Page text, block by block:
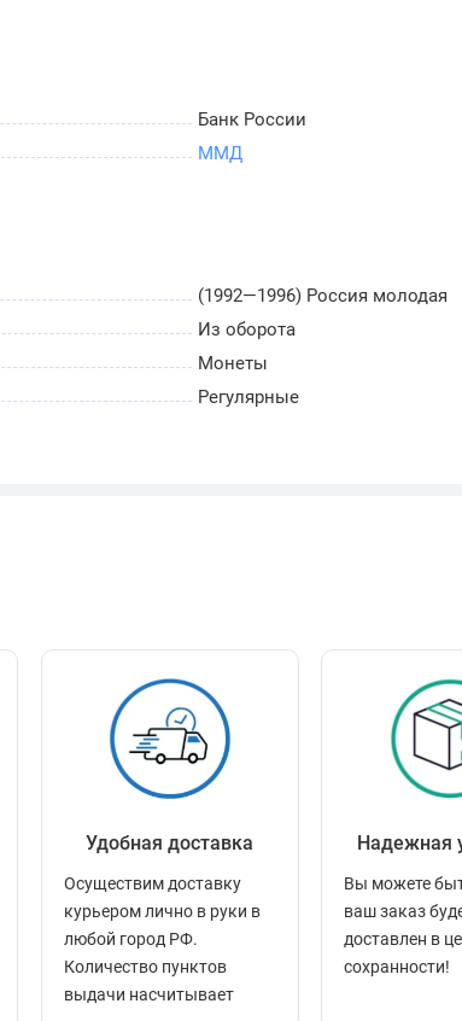
Банк России
ММД
(1992—1996) Россия молодая
Из оборота
Монеты
Регулярные
Удобная доставка
Осуществим доставку
курьером лично в руки в
любой город РФ.
Количество пунктов
выдачи насчитывает
Надежная
Вы можете
ваш заказ
доставлен в
сохранности!